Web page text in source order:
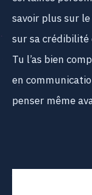
savoir plus sur
sur sa crédibilité
Tu l’as bien
en
penser même